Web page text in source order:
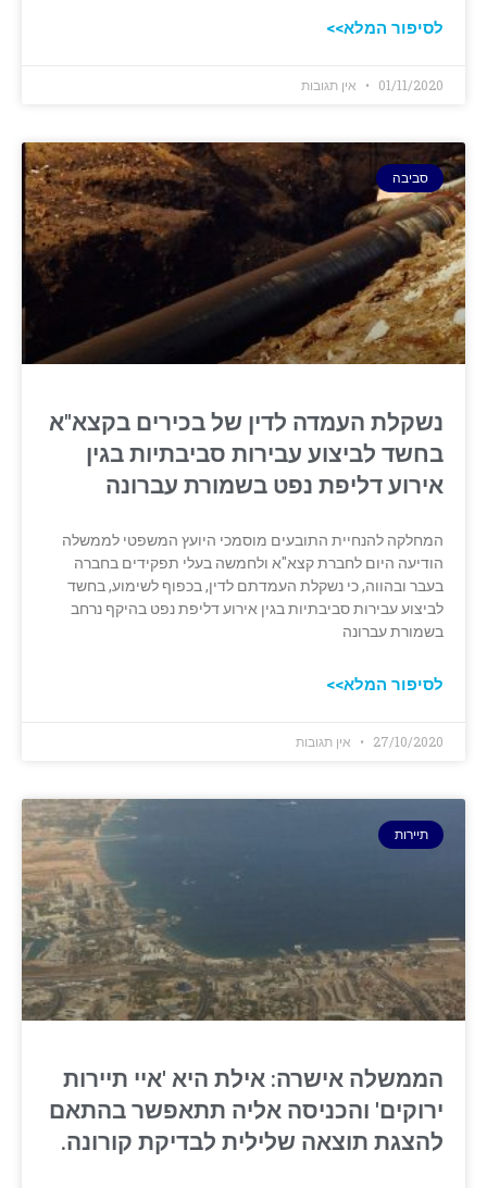
לסיפור המלא>>
01/11/2020 אין תגובות
סביבה
נשקלת העמדה לדין של בכירים בקצא"א
בחשד לביצוע עבירות סביבתיות בגין
אירוע דליפת נפט בשמורת עברונה
המחלקה להנחיית התובעים מוסמכי היועץ המשפטי לממשלה
הודיעה היום לחברת קצא"א ולחמשה בעלי תפקידים בחברה
בעבר ובהווה, כי נשקלת העמדתם לדין, בכפוף לשימוע, בחשד
לביצוע עבירות סביבתיות בגין אירוע דליפת נפט בהיקף נרחב
בשמורת עברונה
לסיפור המלא>>
27/10/2020 אין תגובות
תיירות
הממשלה אישרה: אילת היא 'איי תיירות
ירוקים' והכניסה אליה תתאפשר בהתאם
להצגת תוצאה שלילית לבדיקת קורונה.